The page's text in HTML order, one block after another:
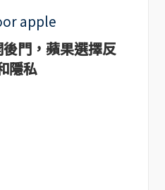
門，蘋果選擇反
隱私